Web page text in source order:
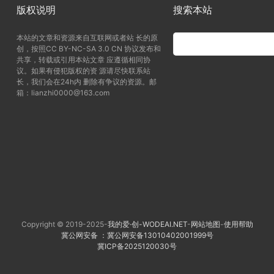
版权说明
本站的文章和资源来自互联网或者站 长的原
创，按照CC BY-NC-SA 3.0 CN 协议发布和
共享，转载或引用本站文章 应遵循相同协
议。如果有侵犯版权的资 源请尽快联系站
长，我们会在24h内 删除有争议的资源。邮
箱：lianzhi0000@163.com
搜索本站
Copyright © 2019-2025-我的爱·创-WODEAI.NET-网站地图-使用帮助
冀公网安备 ：冀公网安备13010402001999号
冀ICP备2025120030号